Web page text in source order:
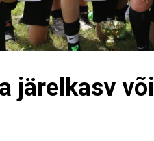
järelkasv